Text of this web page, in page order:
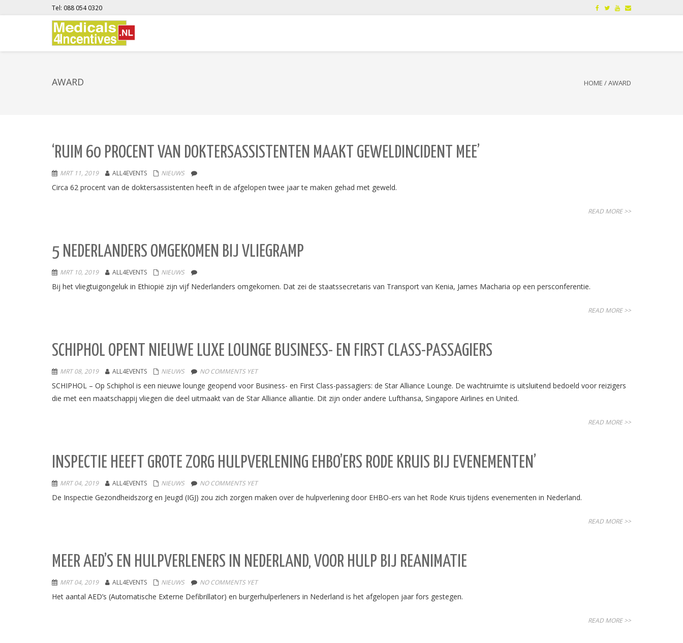
Tel: 088 054 0320
AWARD HOME /AWARD
‘RUIM 60 PROCENT VAN DOKTERSASSISTENTEN MAAKT GEWELDINCIDENT MEE’
MRT 11, 2019 ALL4EVENTS NIEUWS
Circa 62 procent van de doktersassistenten heeft in de afgelopen twee jaar te maken gehad met geweld.
READ MORE >>
5 NEDERLANDERS OMGEKOMEN BIJ VLIEGRAMP
MRT 10, 2019 ALL4EVENTS NIEUWS
Bij het vliegtuigongeluk in Ethiopië zijn vijf Nederlanders omgekomen. Dat zei de staatssecretaris van Transport van Kenia, James Macharia op een persconferentie.
READ MORE >>
SCHIPHOL OPENT NIEUWE LUXE LOUNGE BUSINESS- EN FIRST CLASS-PASSAGIERS
MRT 08, 2019 ALL4EVENTS NIEUWS NO COMMENTS YET
SCHIPHOL – Op Schiphol is een nieuwe lounge geopend voor Business- en First Class-passagiers: de Star Alliance Lounge. De wachtruimte is uitsluitend bedoeld voor reizigers
die met een maatschappij vliegen die deel uitmaakt van de Star Alliance alliantie. Dit zijn onder andere Lufthansa, Singapore Airlines en United.
READ MORE >>
INSPECTIE HEEFT GROTE ZORG HULPVERLENING EHBO’ERS RODE KRUIS BIJ EVENEMENTEN’
MRT 04, 2019 ALL4EVENTS NIEUWS NO COMMENTS YET
De Inspectie Gezondheidszorg en Jeugd (IGJ) zou zich zorgen maken over de hulpverlening door EHBO-ers van het Rode Kruis tijdens evenementen in Nederland.
READ MORE >>
MEER AED’S EN HULPVERLENERS IN NEDERLAND, VOOR HULP BIJ REANIMATIE
MRT 04, 2019 ALL4EVENTS NIEUWS NO COMMENTS YET
Het aantal AED’s (Automatische Externe Defibrillator) en burgerhulperleners in Nederland is het afgelopen jaar fors gestegen.
READ MORE >>